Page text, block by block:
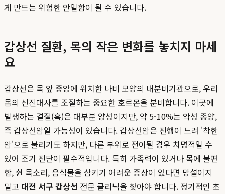
게 만드는 위험한 안일함이 될 수 있습니다.
갑상선 질환, 목의 작은 변화를 놓치지 마세
요
갑상선은 목 앞 중앙에 위치한 나비 모양의 내분비기관으로, 우리
몸의 신진대사를 조절하는 중요한 호르몬을 분비합니다. 이곳에
발생하는 결절(혹)은 대부분 양성이지만, 약 5-10%는 악성 종양,
즉 갑상선암일 가능성이 있습니다. 갑상선암은 진행이 느려 '착한
암'으로 불리기도 하지만, 다른 부위로 전이될 경우 치명적일 수
있어 조기 진단이 필수적입니다. 특히 가족력이 있거나 목에 불편
함, 쉰 목소리, 음식물을 삼키기 어려운 증상이 있다면 망설이지
말고 대전 서구 갑상선 전문 클리닉을 찾아야 합니다. 정기적인 초